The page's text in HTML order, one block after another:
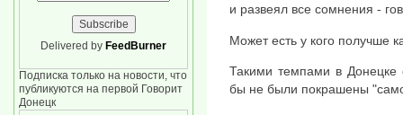
и развеял все сомнения -
Может есть у кого получше
Такими темпами в Донецке
бы не были покрашены
Delivered by FeedBurner
Подписка только на новости, что
публикуются на первой Говорит
Донецк